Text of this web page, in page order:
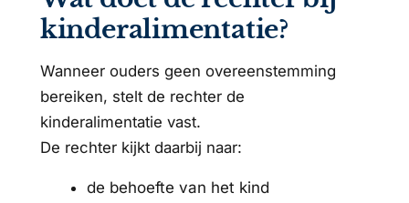
kinderalimentatie?
Wanneer ouders geen overeenstemming
bereiken, stelt de rechter de
kinderalimentatie vast.
De rechter kijkt daarbij naar:
de behoefte van het kind